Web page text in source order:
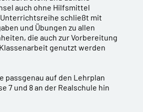
auch ohne Hilfsmittel
schließt mit
und Übungen zu allen
die auch zur Vorbereitung
genutzt werden
passgenau auf den Lehrplan
7 und 8 an der Realschule hin